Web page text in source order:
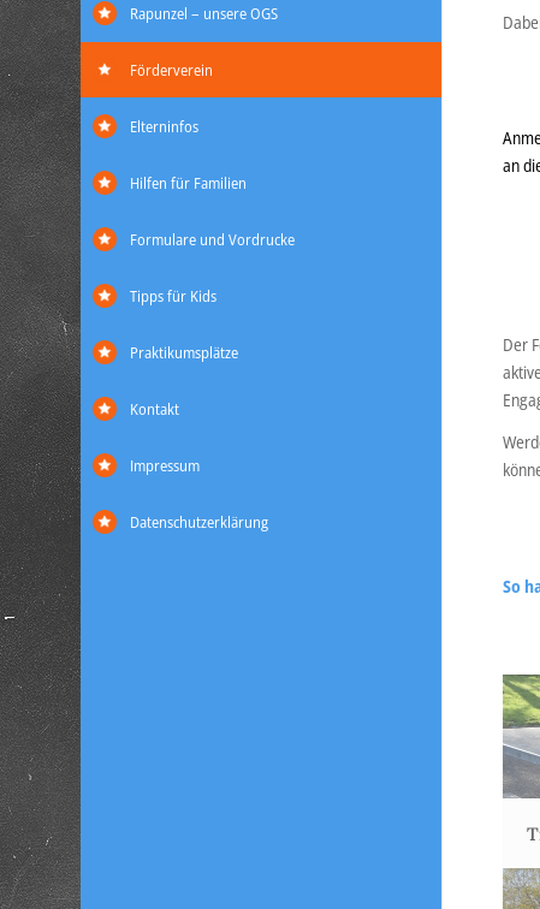
Rapunzel – unsere OGS
Förderverein
Elterninfos
Hilfen für Familien
Formulare und Vordrucke
Tipps für Kids
Praktikumsplätze
Kontakt
Impressum
Datenschutzerklärung
an
Der
So